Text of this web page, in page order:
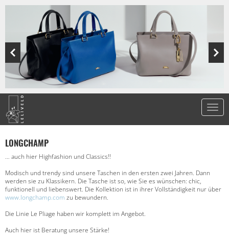
LONGCHAMP
… auch hier Highfashion und Classics!!
Modisch und trendy sind unsere Taschen in den ersten zwei Jahren. Dann
werden sie zu Klassikern. Die Tasche ist so, wie Sie es wünschen: chic,
funktionell und liebenswert. Die Kollektion ist in ihrer Vollständigkeit nur über
www.longchamp.com zu bewundern.
Die Linie Le Pliage haben wir komplett im Angebot.
Auch hier ist Beratung unsere Stärke!